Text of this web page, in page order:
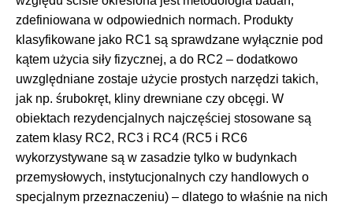
zdefiniowana w odpowiednich normach. Produkty
klasyfikowane jako RC1 są sprawdzane wyłącznie pod
kątem użycia siły fizycznej, a do RC2 – dodatkowo
uwzględniane zostaje użycie prostych narzędzi takich,
jak np. śrubokręt, kliny drewniane czy obcęgi. W
obiektach rezydencjalnych najczęściej stosowane są
zatem klasy RC2, RC3 i RC4 (RC5 i RC6
wykorzystywane są w zasadzie tylko w budynkach
przemysłowych, instytucjonalnych czy handlowych o
specjalnym przeznaczeniu) – dlatego to właśnie na nich